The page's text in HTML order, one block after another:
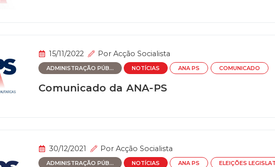
15/11/2022 Por Acção Socialista
ADMINISTRAÇÃO PÚB... NOTÍCIAS ANA PS COMUNICADO
Comunicado da ANA-PS
30/12/2021 Por Acção Socialista
ADMINISTRAÇÃO PÚB... NOTÍCIAS ANA PS ELEIÇÕES